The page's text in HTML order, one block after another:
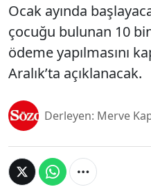
Ocak ayında
çocuğu bulunan 10
ödeme yapılmasını
Aralık’ta açıklanacak.
Derleyen: Merve